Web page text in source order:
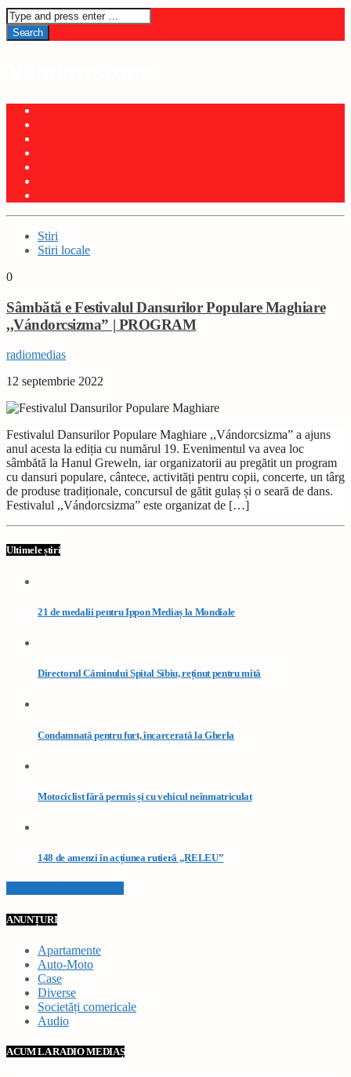
Stiri
Stiri locale
0
Sâmbătă e Festivalul Dansurilor Populare Maghiare
,,Vándorcsizma” | PROGRAM
radiomedias
12 septembrie 2022
Festivalul Dansurilor Populare Maghiare ,,Vándorcsizma” a ajuns
anul acesta la ediția cu numărul 19. Evenimentul va avea loc
sâmbătă la Hanul Greweln, iar organizatorii au pregătit un program
cu dansuri populare, cântece, activități pentru copii, concerte, un târg
de produse tradiționale, concursul de gătit gulaș și o seară de dans.
Festivalul ,,Vándorcsizma” este organizat de […]
Ultimele știri
21 de medalii pentru Ippon Mediaș la Mondiale
Directorul Căminului Spital Sibiu, reținut pentru mită
Condamnată pentru furt, încarcerată la Gherla
Motociclist fără permis și cu vehicul neînmatriculat
148 de amenzi în acțiunea rutieră „RELEU”
ANUNȚURI
Apartamente
Auto-Moto
Case
Diverse
Societăți comericale
Audio
ACUM LA RADIO MEDIAȘ